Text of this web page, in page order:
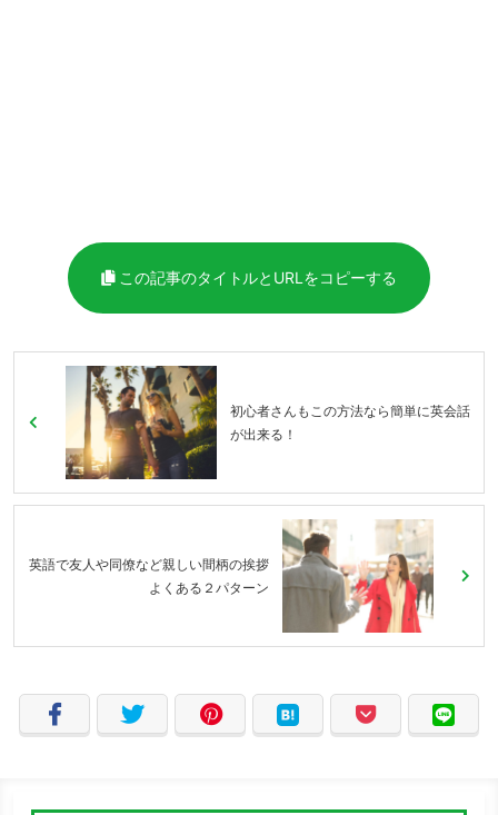
この記事のタイトルとURLをコピーする
初心者さんもこの方法なら簡単に英会話
が出来る！
英語で友人や同僚など親しい間柄の挨拶
よくある２パターン